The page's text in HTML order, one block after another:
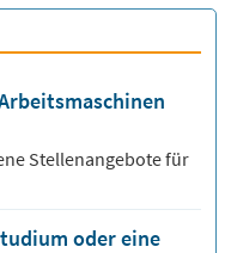
Stellenangebote für
oder eine